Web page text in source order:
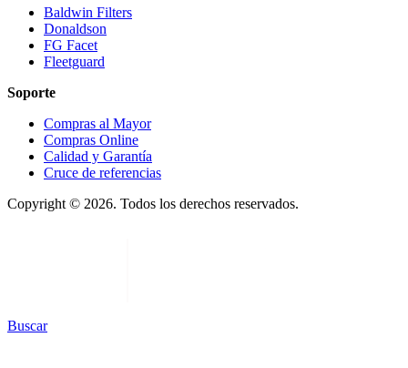
Baldwin Filters
Donaldson
FG Facet
Fleetguard
Soporte
Compras al Mayor
Compras Online
Calidad y Garantía
Cruce de referencias
Copyright © 2026. Todos los derechos reservados.
Buscar